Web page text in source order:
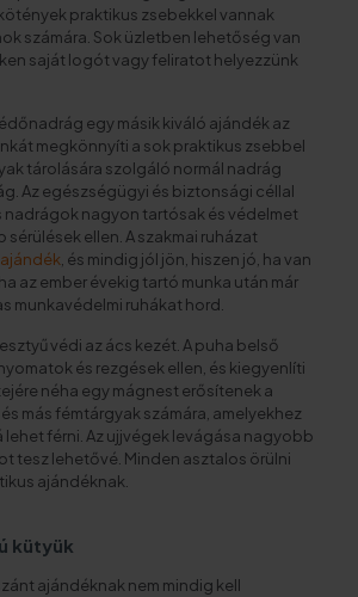
praktikus zsebekkel vannak
számára. Sok üzletben lehetőség van
saját logót vagy feliratot helyezzünk
egy másik kiváló ajándék az
megkönnyíti a sok praktikus zsebbel
tárolására szolgáló normál nadrág
Az egészségügyi és biztonsági céllal
nagyon tartósak és védelmet
sérülések ellen. A szakmai ruházat
, és mindig jól jön, hiszen jó, ha van
az ember évekig tartó munka után már
munkavédelmi ruhákat hord.
védi az ács kezét. A puha belső
és rezgések ellen, és kiegyenlíti
néha egy mágnest erősítenek a
más fémtárgyak számára, amelyekhez
lehet férni. Az ujjvégek levágása nagyobb
tesz lehetővé. Minden asztalos örülni
ajándéknak.
kütyük
ajándéknak nem mindig kell